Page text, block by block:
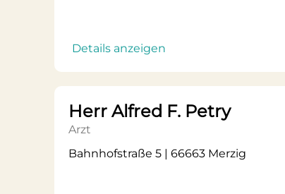
Details anzeigen
Herr Alfred F. Petry
Arzt
Bahnhofstraße 5 | 66663 Merzig